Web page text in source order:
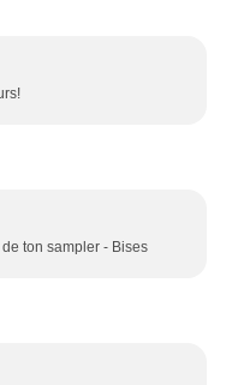
ton sampler - Bises